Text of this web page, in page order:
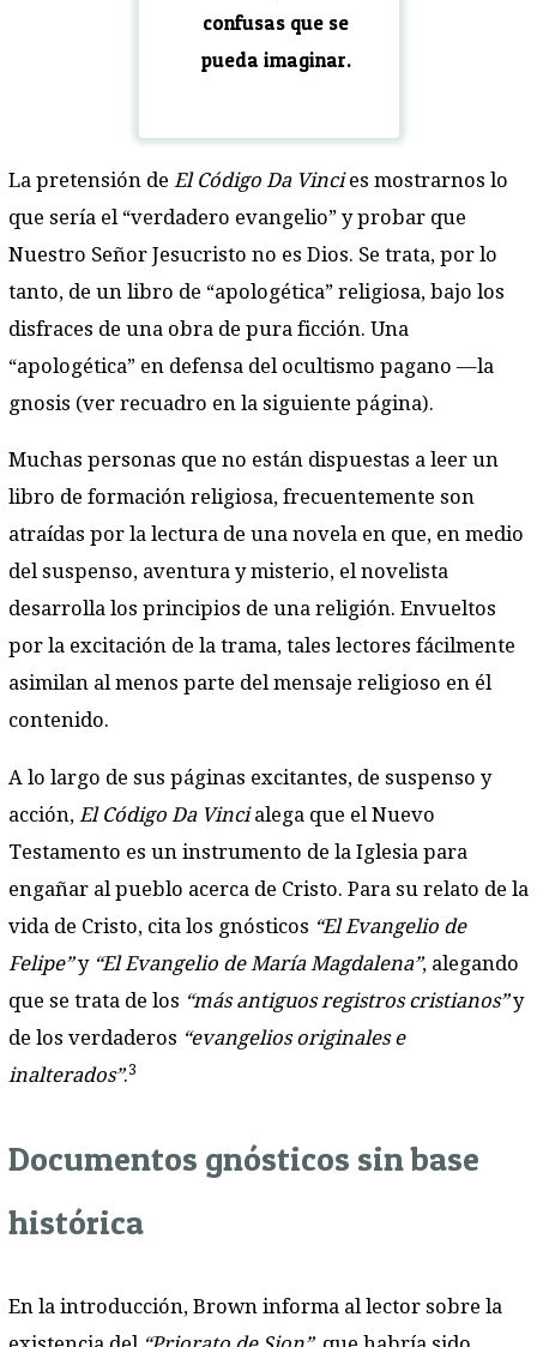
confusas que se
pueda imaginar.
La pretensión de El Código Da Vincies mostrarnos lo
que sería el “verdadero evangelio” y probar que
Nuestro Señor Jesucristo no es Dios. Se trata, por lo
tanto, de un libro de “apologética” religiosa, bajo los
disfraces de una obra de pura ficción. Una
“apologética” en defensa del ocultismo pagano —la
gnosis (ver recuadro en la siguiente página).
Muchas personas que no están dispuestas a leer un
libro de formación religiosa, frecuentemente son
atraídas por la lectura de una novela en que, en medio
del suspenso, aventura y misterio, el novelista
desarrolla los principios de una religión. Envueltos
por la excitación de la trama, tales lectores fácilmente
asimilan al menos parte del mensaje religioso en él
contenido.
A lo largo de sus páginas excitantes, de suspenso y
acción, El Código Da Vincialega que el Nuevo
Testamento es un instrumento de la Iglesia para
engañar al pueblo acerca de Cristo. Para su relato de la
vida de Cristo, cita los gnósticos “El Evangelio de
Felipe”y “El Evangelio de María Magdalena”, alegando
que se trata de los “más antiguos registros cristianos”y
de los verdaderos “evangelios originales e
inalterados”.3
Documentos gnósticos sin base
histórica
En la introducción, Brown informa al lector sobre la